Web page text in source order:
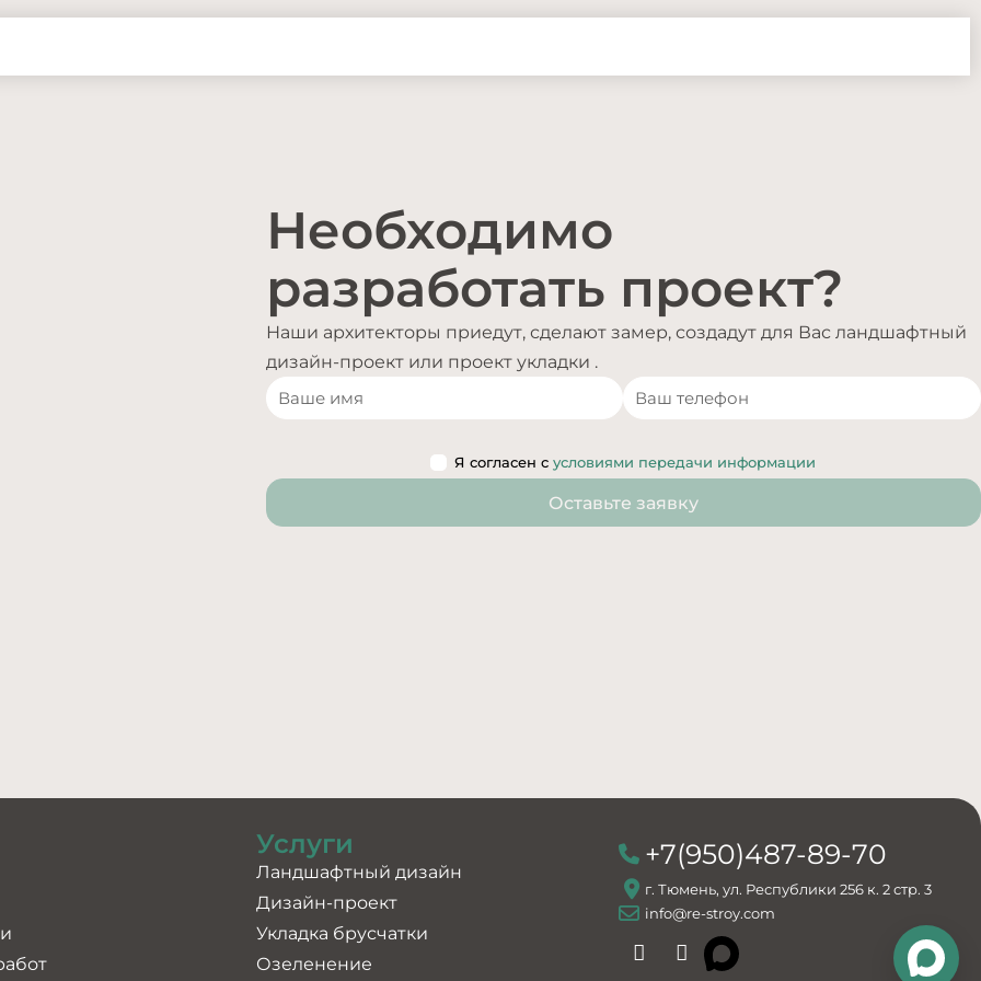
Необходимо
разработать проект?
Наши архитекторы приедут, сделают замер, создадут для Вас ландшафтный
дизайн-проект или проект укладки .
Я согласен сусловиями передачи информации
Оставьте заявку
Услуги
Ландшафтный дизайн
Дизайн-проект
Укладка брусчатки
Озеленение
+7(950)487-89-70
г. Тюмень, ул. Республики 256 к. 2 стр. 3
info@re-stroy.com